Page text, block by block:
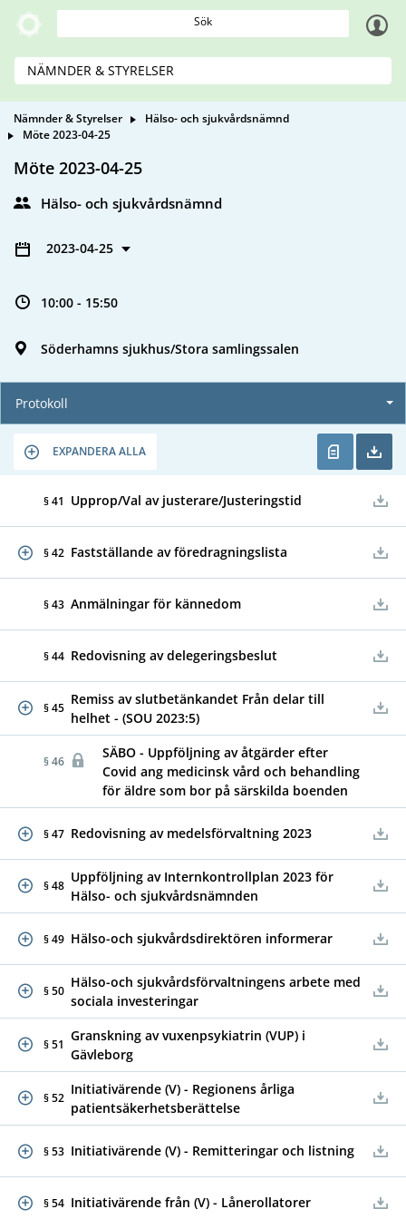
Sök
NÄMNDER & STYRELSER
Nämnder & Styrelser
Hälso- och sjukvårdsnämnd
Möte 2023-04-25
Möte 2023-04-25
Hälso- och sjukvårdsnämnd
2023-04-25
10:00 - 15:50
Söderhamns sjukhus/Stora samlingssalen
Protokoll
EXPANDERA ALLA
§ 41 Upprop/Val av justerare/Justeringstid
§ 42 Fastställande av föredragningslista
§ 43 Anmälningar för kännedom
§ 44 Redovisning av delegeringsbeslut
§ 45
Remiss av slutbetänkandet Från delar till
helhet - (SOU 2023:5)
§ 46
SÄBO - Uppföljning av åtgärder efter
Covid ang medicinsk vård och behandling
för äldre som bor på särskilda boenden
§ 47 Redovisning av medelsförvaltning 2023
§ 48
Uppföljning av Internkontrollplan 2023 för
Hälso- och sjukvårdsnämnden
§ 49 Hälso-och sjukvårdsdirektören informerar
§ 50
Hälso-och sjukvårdsförvaltningens arbete med
sociala investeringar
§ 51
Granskning av vuxenpsykiatrin (VUP) i
Gävleborg
§ 52
Initiativärende (V) - Regionens årliga
patientsäkerhetsberättelse
§ 53 Initiativärende (V) - Remitteringar och listning
§ 54 Initiativärende från (V) - Lånerollatorer